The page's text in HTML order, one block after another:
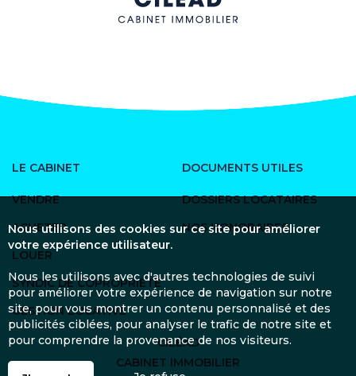
LE CABINET
VENDRE
ACHETER
LOUER
SYNDIC DE COPROPRIÉTÉ
GESTION LOCATIVE
DOCUMENTS UTILES
DOSSIERS LOCATAIRES
NOS HONORAIRES
CILÉAD
CABINET IMMOBILIER
Nous utilisons des cookies sur ce site pour améliorer
votre expérience utilisateur.
Nous les utilisons avec d'autres technologies de suivi
pour améliorer votre expérience de navigation sur notre
site, pour vous montrer un contenu personnalisé et des
publicités ciblées, pour analyser le trafic de notre site et
pour comprendre la provenance de nos visiteurs.